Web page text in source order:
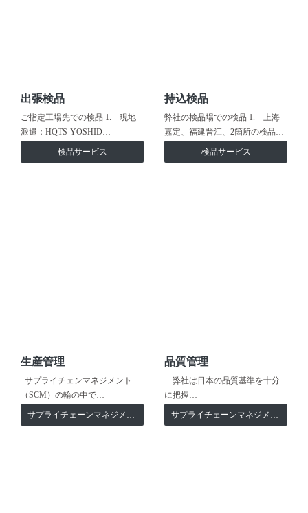
出張検品
ご指定工場先での検品 1. 現地
派遣：HQTS-YOSHID…
検品サービス
持込検品
弊社の検品場での検品 1. 上海
嘉定、福建晋江、2箇所の検品…
検品サービス
生産管理
サプライチェンマネジメント
（SCM）の輪の中で…
サプライチェーンマネジメント
品質管理
弊社は日本の品質基準を十分
に把握…
サプライチェーンマネジメント